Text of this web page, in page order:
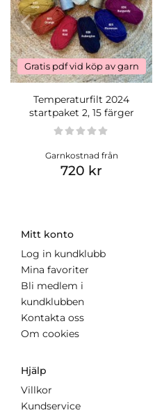
Gratis pdf vid köp av garn
Temperaturfilt 2024
startpaket 2, 15 färger
Garnkostnad från
720 kr
Mitt konto
Log in kundklubb
Mina favoriter
Bli medlem i
kundklubben
Kontakta oss
Om cookies
Hjälp
Villkor
Kundservice